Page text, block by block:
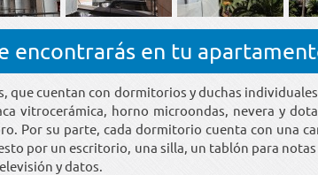
encontrarás en tu
que cuentan con dormitorios y duchas
vitrocerámica, horno microondas, nevera y
Por su parte, cada dormitorio cuenta con una
por un escritorio, una silla, un tablón para
y datos.